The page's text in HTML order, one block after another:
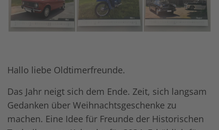
Hallo liebe Oldtimerfreunde.
Das Jahr neigt sich dem Ende. Zeit, sich langsam
Gedanken über Weihnachtsgeschenke zu
machen. Eine Idee für Freunde der Historischen